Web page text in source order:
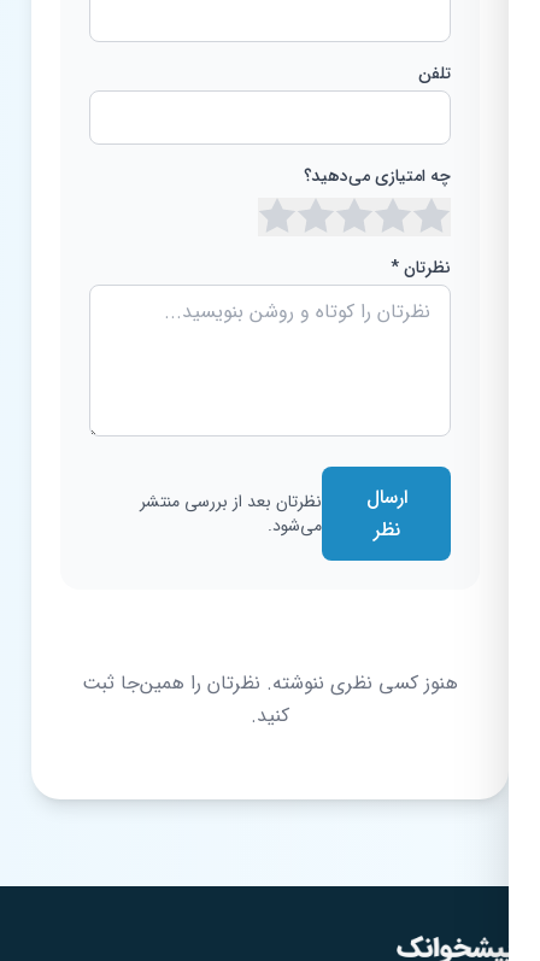
تلفن
چه امتیازی می‌دهید؟
نظرتان *
ارسال
نظرتان بعد از بررسی منتشر
می‌شود.
هنوز کسی نظری ننوشته. نظرتان را همین‌جا ثبت
کنید.